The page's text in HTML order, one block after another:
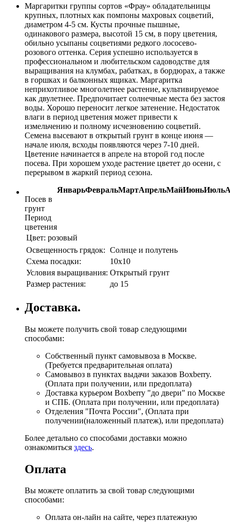
Маргаритки группы сортов «Фрау» обладательницы
крупных, плотных как помпоны махровых соцветий,
диаметром 4-5 см. Кусты прочные пышные,
одинакового размера, высотой 15 см, в пору цветения,
обильно усыпаны соцветиями редкого лососево-
розового оттенка. Серия успешно используется в
профессиональном и любительском садоводстве для
выращивания на клумбах, рабатках, в бордюрах, а также
в горшках и балконных ящиках. Маргаритка
неприхотливое многолетнее растение, культивируемое
как двулетнее. Предпочитает солнечные места без застоя
воды. Хорошо переносит легкое затенение. Недостаток
влаги в период цветения может привести к
измельчению и полному исчезновению соцветий.
Семена высевают в открытый грунт в конце июня —
начале июля, всходы появляются через 7-10 дней.
Цветение начинается в апреле на второй год после
посева. При хорошем уходе растение цветет до осени, с
перерывом в жаркий период сезона.
ЯнварьФевральМартАпрельМайИюньИюль
Посев в
грунт
Период
цветения
Цвет: розовый
Освещенность грядок: Солнце и полутень
Схема посадки:
10х10
Условия выращивания: Открытый грунт
Размер растения:
до 15
Доставка.
Вы можете получить свой товар следующими
способами:
Собственный пункт самовывоза в Москве.
(Требуется предварительная оплата)
Самовывоз в пунктах выдачи заказов Boxberry.
(Оплата при получении, или предоплата)
Доставка курьером Boxberry "до двери" по Москве
и СПБ. (Оплата при получении, или предоплата)
Отделения "Почта России", (Оплата при
получении(наложенный платеж), или предоплата)
Более детально со способами доставки можно
ознакомиться здесь.
Оплата
Вы можете оплатить за свой товар следующими
способами:
Оплата он-лайн на сайте, через платежную